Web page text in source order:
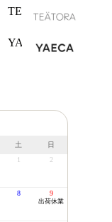
TEATORA
YAECA
土
日
1 2
8 9
出荷休業